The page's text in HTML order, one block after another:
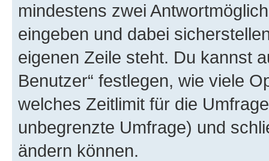
mindestens zwei
eingeben und dabei
eigenen Zeile steht. Du kannst
Benutzer“ festlegen, wie viele
welches Zeitlimit für die
unbegrenzte Umfrage) und
ändern können.